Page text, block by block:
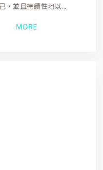
，並且持續性地以...
MORE